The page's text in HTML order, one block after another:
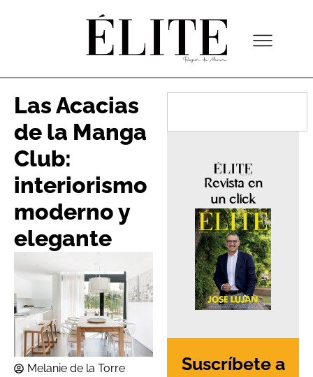
Las Acacias
de la Manga
Club:
interiorismo
moderno y
elegante
Melanie de la Torre
Revista en
un click
Suscríbete a